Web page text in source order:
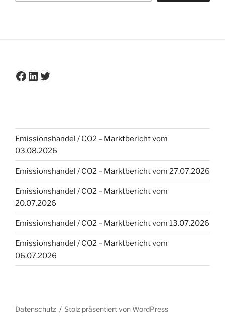
Facebook
LinkedIn
Twitter
Emissionshandel / CO2 – Marktbericht vom
03.08.2026
Emissionshandel / CO2 – Marktbericht vom 27.07.2026
Emissionshandel / CO2 – Marktbericht vom
20.07.2026
Emissionshandel / CO2 – Marktbericht vom 13.07.2026
Emissionshandel / CO2 – Marktbericht vom
06.07.2026
Datenschutz Stolz präsentiert von WordPress